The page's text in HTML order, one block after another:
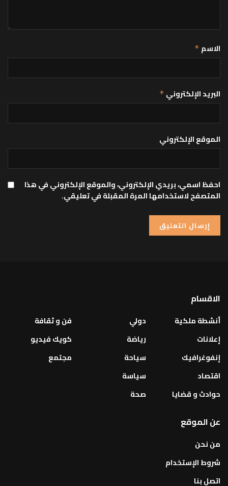
الاسم *
البريد الإلكتروني *
الموقع الإلكتروني
احفظ اسمي، بريدي الإلكتروني، والموقع الإلكتروني في هذا
المتصفح لاستخدامها المرة المقبلة في تعليقي.
الاقسام
أنشطة ملكية
إعلانات
إنفوغرافيك
اقتصاد
حوادث و قضايا
دولي
رياضة
سياحة
سياسة
صحة
فن و ثقافة
كويك فيديو
مجتمع
عن الموقع
من نحن
شروط الإستخدام
اتصل بنا